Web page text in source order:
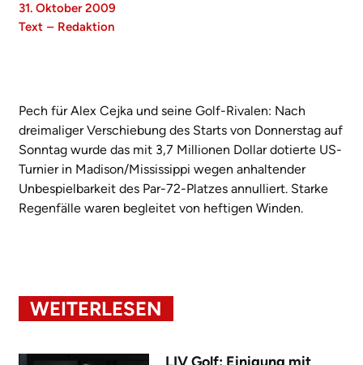
31. Oktober 2009
Text – Redaktion
Pech für Alex Cejka und seine Golf-Rivalen: Nach
dreimaliger Verschiebung des Starts von Donnerstag auf
Sonntag wurde das mit 3,7 Millionen Dollar dotierte US-
Turnier in Madison/Mississippi wegen anhaltender
Unbespielbarkeit des Par-72-Platzes annulliert. Starke
Regenfälle waren begleitet von heftigen Winden.
WEITERLESEN